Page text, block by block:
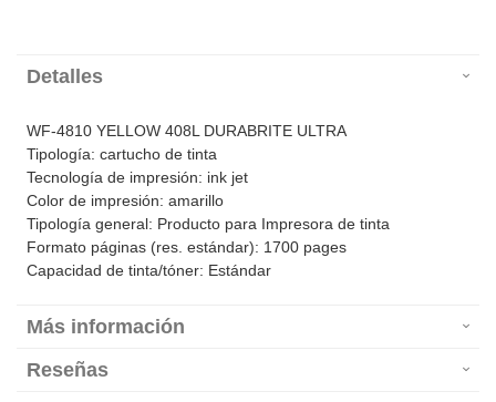
Detalles
WF-4810 YELLOW 408L DURABRITE ULTRA
Tipología: cartucho de tinta
Tecnología de impresión: ink jet
Color de impresión: amarillo
Tipología general: Producto para Impresora de tinta
Formato páginas (res. estándar): 1700 pages
Capacidad de tinta/tóner: Estándar
Más información
Reseñas